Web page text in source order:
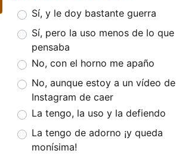
Sí, y le doy bastante guerra
Sí, pero la uso menos de lo que
pensaba
No, con el horno me apaño
No, aunque estoy a un vídeo de
Instagram de caer
La tengo, la uso y la defiendo
La tengo de adorno ¡y queda
monísima!